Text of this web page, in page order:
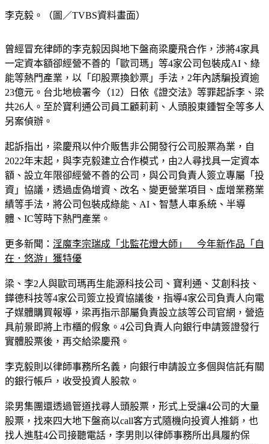
李克毅。（圖／TVBS資料畫面）
曾經冒充律師的李克毅因與地下盤商梁慶飛合作，涉將4家具
一定資本額卻經營不善的「歐司瑪」等4家公司包裝成AI、綠
能等熱門產業，以「印股票換鈔票」手法，2年內誘騙投資逾
23億元。台北地檢署今（12）日依《證交法》等罪起訴李、梁
共26人。至於寶利通公司員工顧莉莉、人頭股東鍾智全等多人
另案偵辦。
起訴指出，梁慶飛以仲介販售非公開發行公司股票為業，自
2022年末起，與李克毅建立合作模式，由2人尋找具一定資本
額、設立年限卻經營不善的公司，與公司負責人簽立專屬「投
資」協議，透過虛偽增資、改名、變更營業項目、虛增業務業
績等手法，將公司包裝成綠能、AI、智慧人車系統、半導
體、IC等時下熱門產業。
更多新聞： 淫魔李宗瑞成「北監花燈大師」　今年新作品「自
在．悠游」獲特優
梁、李2人與歐司瑪再生能源科技公司、寶利通、艾創科技、
鏵德科技等4家公司簽立投資協議後，指導4家公司負責人向電
子媒體購買報導，梁再指示部屬負責設立該等公司官網，營造
具前景即將上市櫃的假象。4公司負責人向銀行申請簽證發行
實體股票後，再交給梁慶飛。
李克毅則以律師事務所名義，向銀行申請設立多個與信託有關
的銀行帳戶，收受投資人股款。
梁男集團還透過管道找尋人頭股票，形式上受讓4公司的大量
股票，找來四大地下盤商以call客方式隨機向投資人推銷，也
找人進駐4公司接聽電話，李男則以律師事務所出具履約保